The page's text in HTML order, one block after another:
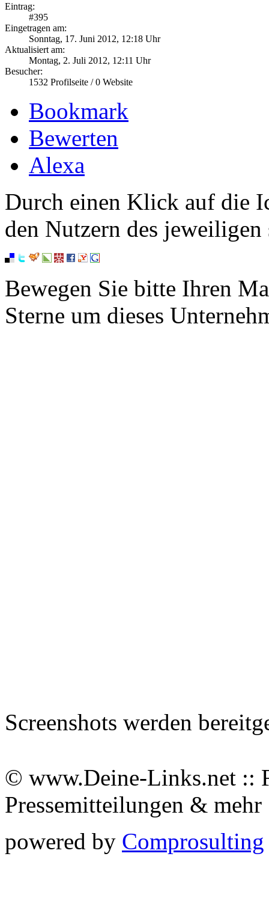
Eintrag:
#395
Eingetragen am:
Sonntag, 17. Juni 2012, 12:18 Uhr
Aktualisiert am:
Montag, 2. Juli 2012, 12:11 Uhr
Besucher:
1532 Profilseite /0 Website
Bookmark
Bewerten
Alexa
Durch einen Klick auf die
den Nutzern des
Bewegen Sie bitte Ihren
Sterne um dieses
Screenshots werden
© www.Deine-Links.net ::
Pressemitteilungen &
powered by Comprosulting